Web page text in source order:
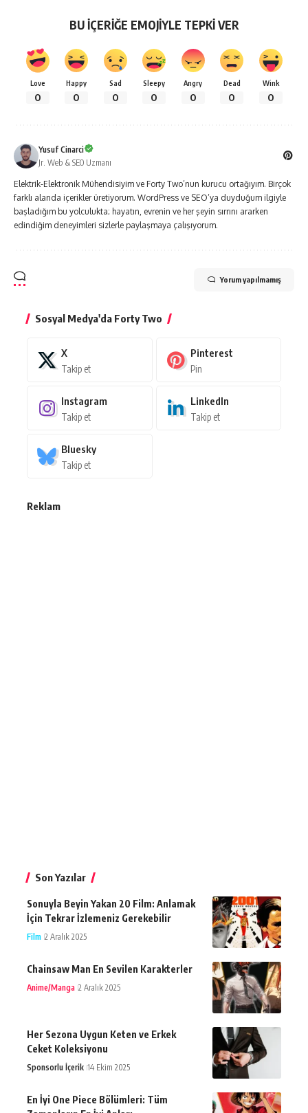
BU İÇERİĞE EMOJİYLE TEPKİ VER
Love
0
Happy
0
Sad
0
Sleepy
0
Angry
0
Dead
0
Wink
0
Yusuf Cinarci
Jr. Web & SEO Uzmanı
Elektrik-Elektronik Mühendisiyim ve Forty Two’nun kurucu ortağıyım. Birçok
farklı alanda içerikler üretiyorum. WordPress ve SEO’ya duyduğum ilgiyle
başladığım bu yolculukta; hayatın, evrenin ve her şeyin sırrını ararken
edindiğim deneyimleri sizlerle paylaşmaya çalışıyorum.
Yorum yapılmamış
Sosyal Medya'da Forty Two
X
Takip et
Pinterest
Pin
Instagram
Takip et
LinkedIn
Takip et
Bluesky
Takip et
Reklam
Son Yazılar
Sonuyla Beyin Yakan 20 Film: Anlamak
İçin Tekrar İzlemeniz Gerekebilir
Film 2 Aralık 2025
Chainsaw Man En Sevilen Karakterler
Anime/Manga 2 Aralık 2025
Her Sezona Uygun Keten ve Erkek
Ceket Koleksiyonu
Sponsorlu İçerik 14 Ekim 2025
En İyi One Piece Bölümleri: Tüm